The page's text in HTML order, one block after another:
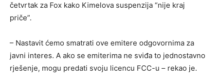
četvrtak za Fox kako Kimelova suspenzija “nije kraj
priče”.
– Nastavit ćemo smatrati ove emitere odgovornima za
javni interes. A ako se emiterima ne sviđa to jednostavno
rješenje, mogu predati svoju licencu FCC-u – rekao je.